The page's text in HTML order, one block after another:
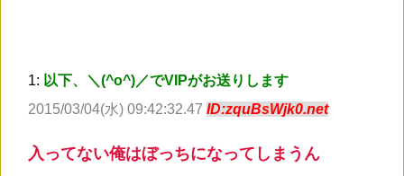
1: 以下、＼(^o^)／でVIPがお送りします
2015/03/04(水) 09:42:32.47 ID:zquBsWjk0.net
入ってない俺はぼっちになってしまうん